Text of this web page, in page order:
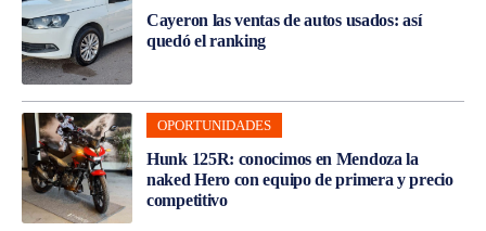
Cayeron las ventas de autos usados: así
quedó el ranking
OPORTUNIDADES
Hunk 125R: conocimos en Mendoza la
naked Hero con equipo de primera y precio
competitivo